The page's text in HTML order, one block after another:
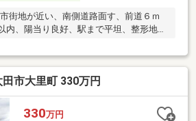
街地が近い、南側道路面す、前道６ｍ
内、陽当り良好、駅まで平坦、整形地、
市大里町 330万円
330万円